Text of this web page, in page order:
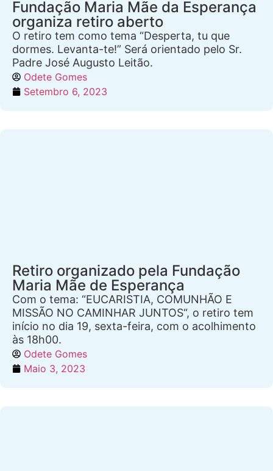
Fundação Maria Mãe da Esperança
organiza retiro aberto
O retiro tem como tema “Desperta, tu que
dormes. Levanta-te!” Será orientado pelo Sr.
Padre José Augusto Leitão.
Odete Gomes
Setembro 6, 2023
Retiro organizado pela Fundação
Maria Mãe de Esperança
Com o tema: “EUCARISTIA, COMUNHÃO E
MISSÃO NO CAMINHAR JUNTOS“, o retiro tem
início no dia 19, sexta-feira, com o acolhimento
às 18h00.
Odete Gomes
Maio 3, 2023